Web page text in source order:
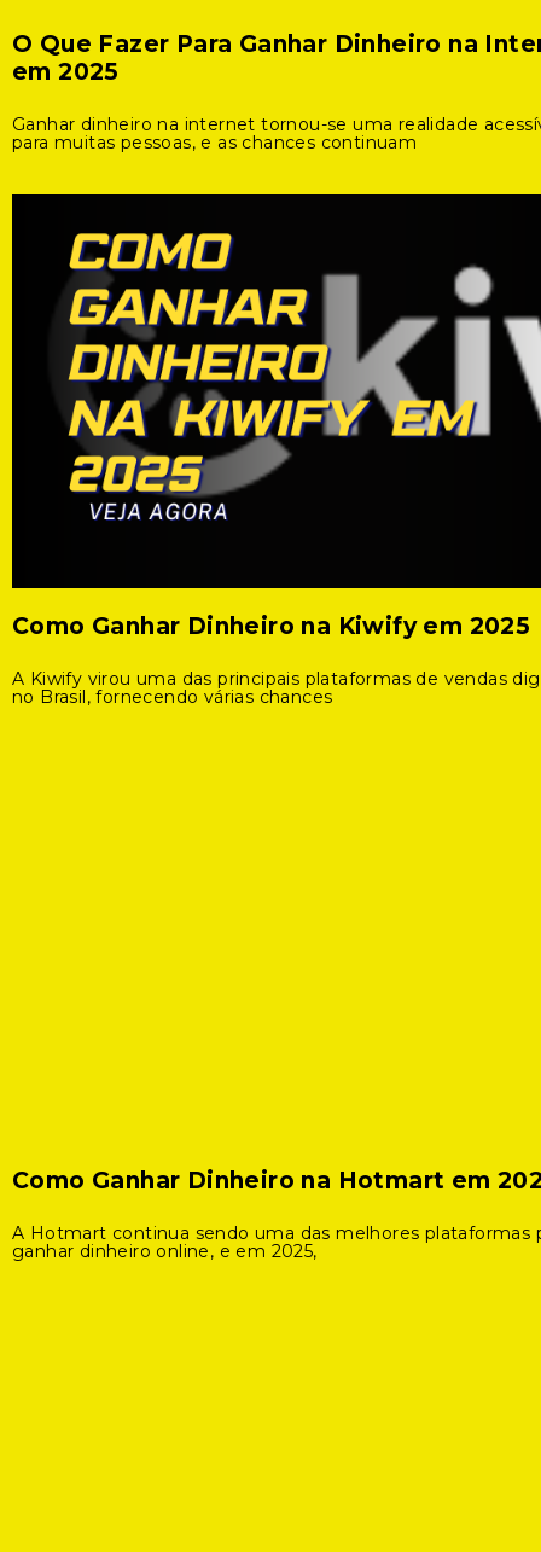
O Que Fazer Para Ganhar Dinheiro na
em 2025
Ganhar dinheiro na internet tornou-se uma realidade
para muitas pessoas, e as chances continuam
Como Ganhar Dinheiro na Kiwify em 2025
A Kiwify virou uma das principais plataformas de vendas
no Brasil, fornecendo várias chances
Como Ganhar Dinheiro na Hotmart em
A Hotmart continua sendo uma das melhores plataformas
ganhar dinheiro online, e em 2025,